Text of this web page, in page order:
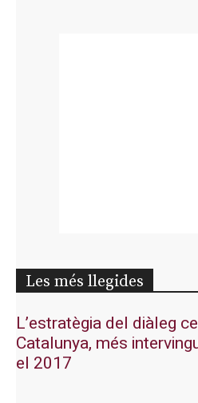
Les més llegides
L’estratègia del diàleg
Catalunya, més
el 2017